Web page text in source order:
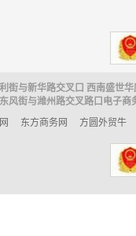
街与新华路交叉口 西南盛世
风街与潍州路交叉路口电子商
东方商务网
方圆外贸牛